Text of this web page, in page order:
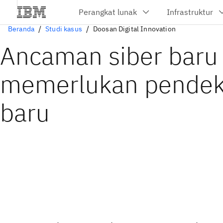
Beranda Studi kasus Doosan Digital Innovation
Ancaman siber baru
memerlukan
baru